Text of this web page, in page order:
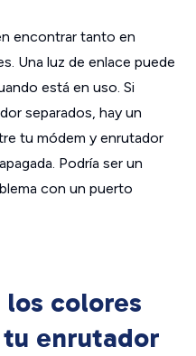
encontrar tanto en
Una luz de enlace puede
está en uso. Si
separados, hay un
tu módem y enrutador
Podría ser un
con un puerto
los colores
enrutador